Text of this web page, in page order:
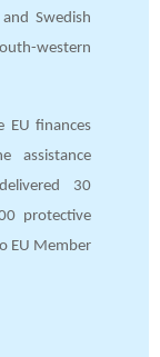
Swedish
western
EU finances
assistance
30
protective
EU Member